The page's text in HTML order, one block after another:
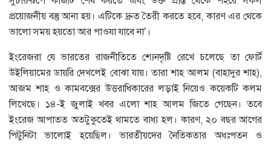
প্রয়োজনীয় বস্তু আনা হয়। এটিকে দ্রুত তৈরী করতে হবে, কারণ এর থেকে
ভালো সময় হয়তো আর পাওযা যাবে না’।
ইংরেজরা যে ভারতের রাজনীতিতে শ্যেনদৃষ্টি রেখে চলেছে তা ফোর্ট
উইলিয়ামের ডায়রি দেখলেই বোঝা যায়। তারা শাহ আলম (বাহাদুর শাহ),
আজম শাহ ও কামবক্সের উত্তরাধিকারের লড়াই নিয়েও কয়েকটি কলম
লিখেছে। ১৪-ই জুলাই খবর এলো শাহ আলম জিতে গেছেন। তবে
ইংরেজ আপাতত অতটুকুতেই থামতে বাধ্য হল। কারণ, ২০ বছর আগের
পিটুনিটা ভালোই হয়েছিল। ভারতীয়দের নৈতিকতার অধঃপতন ও